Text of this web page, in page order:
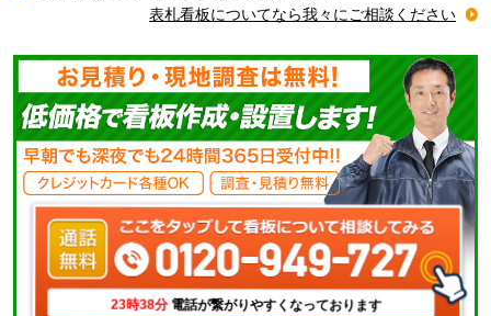
表札看板についてなら我々にご相談ください
23時38分電話が繋がりやすくなっております